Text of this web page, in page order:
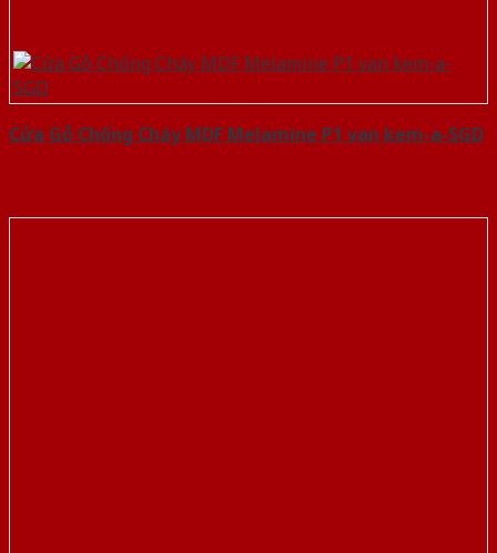
Cửa Gỗ Chống Cháy MDF Melamine P1 van kem-a-SGD